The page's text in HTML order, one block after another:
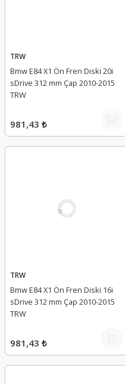
TRW
Bmw E84 X1 Ön Fren Diski 20i
sDrive 312 mm Çap 2010-2015
TRW
981,43 ₺
TRW
Bmw E84 X1 Ön Fren Diski 16i
sDrive 312 mm Çap 2010-2015
TRW
981,43 ₺